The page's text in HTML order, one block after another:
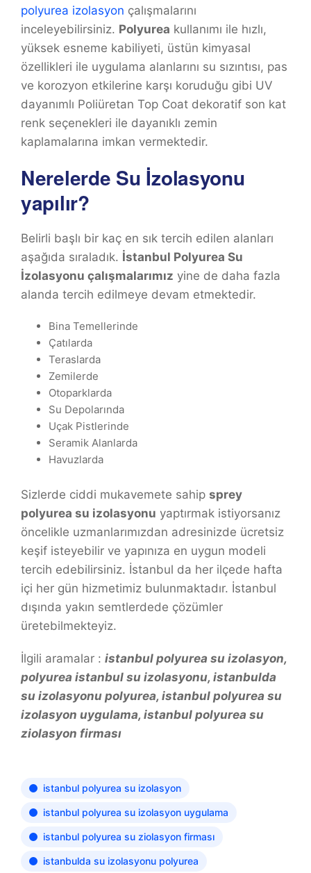
polyurea izolasyon çalışmalarını
inceleyebilirsiniz. Polyurea kullanımı ile hızlı,
yüksek esneme kabiliyeti, üstün kimyasal
özellikleri ile uygulama alanlarını su sızıntısı, pas
ve korozyon etkilerine karşı koruduğu gibi UV
dayanımlı Poliüretan Top Coat dekoratif son kat
renk seçenekleri ile dayanıklı zemin
kaplamalarına imkan vermektedir.
Nerelerde Su İzolasyonu
yapılır?
Belirli başlı bir kaç en sık tercih edilen alanları
aşağıda sıraladık. İstanbul Polyurea Su
İzolasyonu çalışmalarımız yine de daha fazla
alanda tercih edilmeye devam etmektedir.
Bina Temellerinde
Çatılarda
Teraslarda
Zemilerde
Otoparklarda
Su Depolarında
Uçak Pistlerinde
Seramik Alanlarda
Havuzlarda
Sizlerde ciddi mukavemete sahip sprey
polyurea su izolasyonu yaptırmak istiyorsanız
öncelikle uzmanlarımızdan adresinizde ücretsiz
keşif isteyebilir ve yapınıza en uygun modeli
tercih edebilirsiniz. İstanbul da her ilçede hafta
içi her gün hizmetimiz bulunmaktadır. İstanbul
dışında yakın semtlerdede çözümler
üretebilmekteyiz.
İlgili aramalar : istanbul polyurea su izolasyon,
polyurea istanbul su izolasyonu, istanbulda
su izolasyonu polyurea, istanbul polyurea su
izolasyon uygulama, istanbul polyurea su
ziolasyon firması
istanbul polyurea su izolasyon
istanbul polyurea su izolasyon uygulama
istanbul polyurea su ziolasyon firması
istanbulda su izolasyonu polyurea